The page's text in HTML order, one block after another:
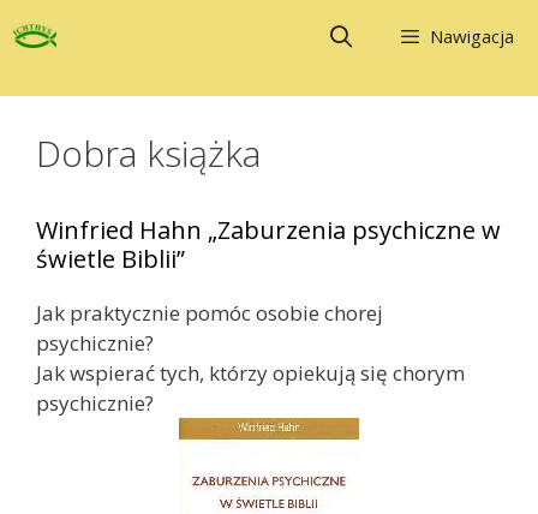
do
Nawigacja
Dobra książka
Winfried Hahn „Zaburzenia psychiczne w
świetle Biblii”
Jak praktycznie pomóc osobie chorej
psychicznie?
Jak wspierać tych, którzy opiekują się chorym
psychicznie?